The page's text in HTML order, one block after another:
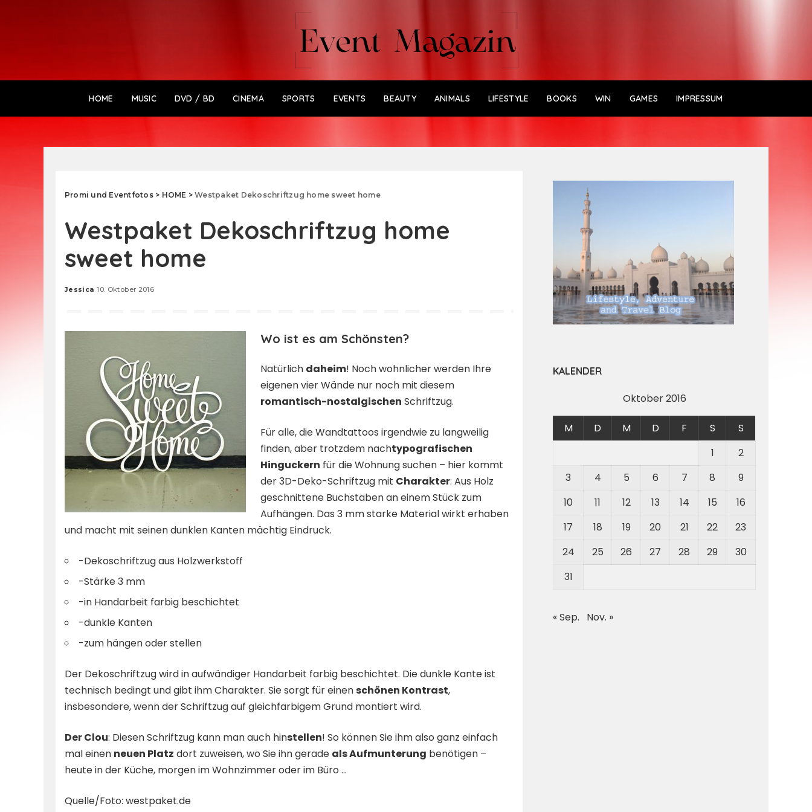
HOME MUSIC DVD / BD CINEMA SPORTS EVENTS BEAUTY ANIMALS LIFESTYLE BOOKS WIN GAMES IMPRESSUM
Promi und Eventfotos> HOME >Westpaket Dekoschriftzug home sweet home
Westpaket Dekoschriftzug home
sweet home
Posted
Jessica 10. Oktober 2016
Wo ist es am Schönsten?
Natürlich daheim! Noch wohnlicher werden Ihre
eigenen vier Wände nur noch mit diesem
romantisch-nostalgischen Schriftzug.
Für alle, die Wandtattoos irgendwie zu langweilig
finden, aber trotzdem nachtypografischen
Hinguckern für die Wohnung suchen – hier kommt
der 3D-Deko-Schriftzug mit Charakter: Aus Holz
geschnittene Buchstaben an einem Stück zum
Aufhängen. Das 3 mm starke Material wirkt erhaben
und macht mit seinen dunklen Kanten mächtig Eindruck.
-Dekoschriftzug aus Holzwerkstoff
-Stärke 3 mm
-in Handarbeit farbig beschichtet
-dunkle Kanten
-zum hängen oder stellen
Der Dekoschriftzug wird in aufwändiger Handarbeit farbig beschichtet. Die dunkle Kante ist
technisch bedingt und gibt ihm Charakter. Sie sorgt für einenschönen Kontrast,
insbesondere, wenn der Schriftzug auf gleichfarbigem Grund montiert wird.
Der Clou: Diesen Schriftzug kann man auch hinstellen! So können Sie ihm also ganz einfach
mal einen neuen Platz dort zuweisen, wo Sie ihn gerade als Aufmunterung benötigen –
heute in der Küche, morgen im Wohnzimmer oder im Büro …
Quelle/Foto: westpaket.de
KALENDER
Oktober 2016
M D M D F S
S
1
2
3
4 5 6 7 8
9
10
11 12 13 14 15
16
17
18 19 20 21 22
23
24
25 26 27 28 29
30
31
« Sep. Nov. »